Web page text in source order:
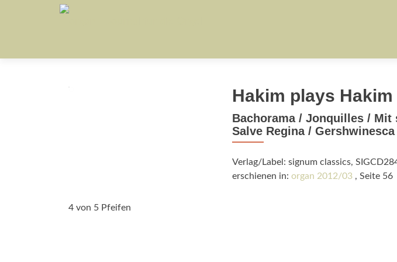
Hakim plays Hakim
Bachorama / Jonquilles /
Salve Regina / Gershwinesca
Verlag/Label: signum classics,
erschienen in: organ 2012/03, Seite 56
4 von 5 Pfeifen